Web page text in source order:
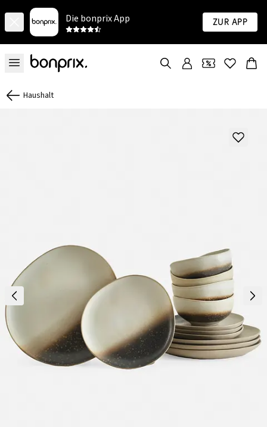
Die bonprix App Zur App
Haushalt